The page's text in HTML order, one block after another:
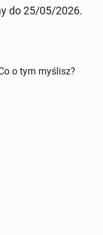
do 25/05/2026.
o tym myślisz?